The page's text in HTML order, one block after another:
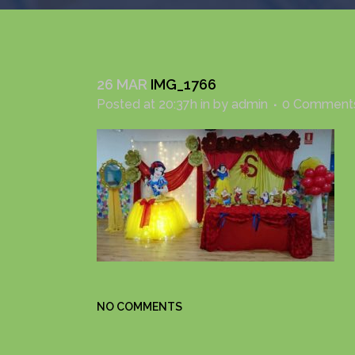
26 MAR IMG_1766
Posted at 20:37h in by admin 0
NO COMMENTS